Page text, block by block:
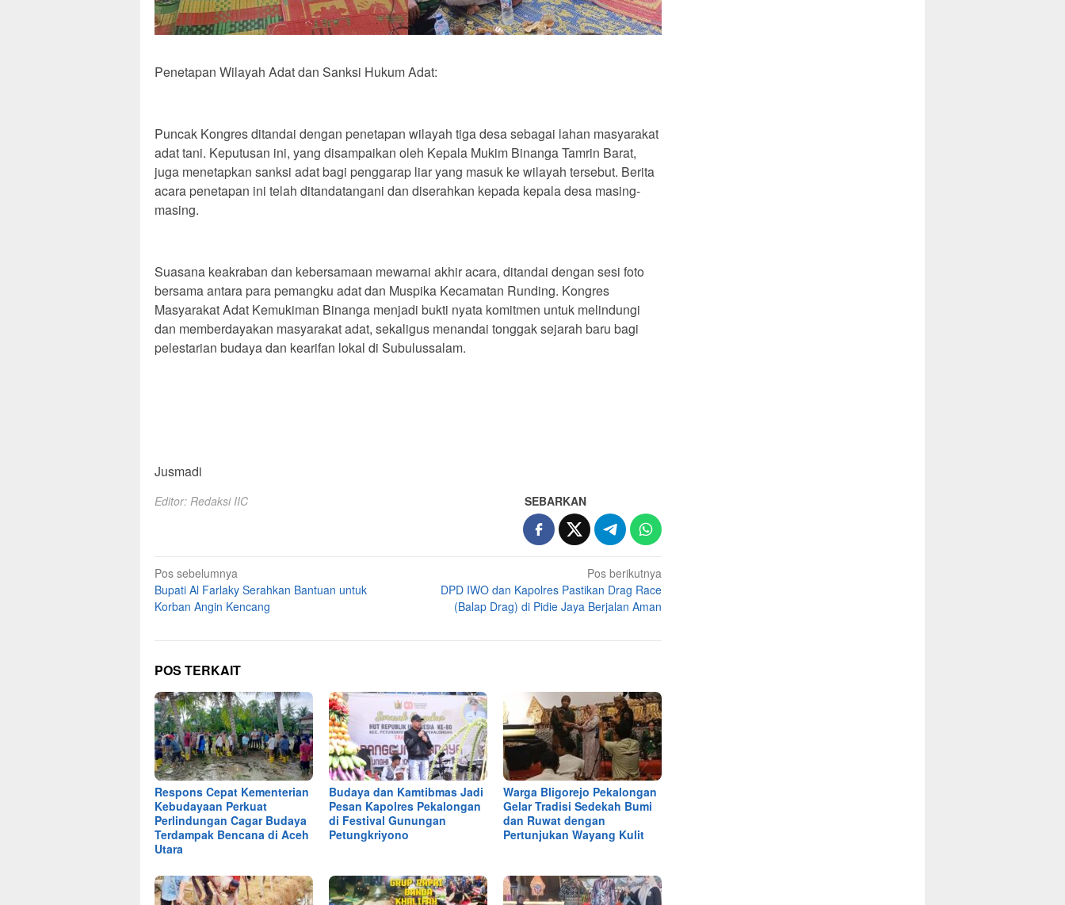
Penetapan Wilayah Adat dan Sanksi Hukum Adat:
Puncak Kongres ditandai dengan penetapan wilayah tiga desa sebagai lahan masyarakat
adat tani. Keputusan ini, yang disampaikan oleh Kepala Mukim Binanga Tamrin Barat,
juga menetapkan sanksi adat bagi penggarap liar yang masuk ke wilayah tersebut. Berita
acara penetapan ini telah ditandatangani dan diserahkan kepada kepala desa masing-
masing.
Suasana keakraban dan kebersamaan mewarnai akhir acara, ditandai dengan sesi foto
bersama antara para pemangku adat dan Muspika Kecamatan Runding. Kongres
Masyarakat Adat Kemukiman Binanga menjadi bukti nyata komitmen untuk melindungi
dan memberdayakan masyarakat adat, sekaligus menandai tonggak sejarah baru bagi
pelestarian budaya dan kearifan lokal di Subulussalam.
Jusmadi
Editor: Redaksi IIC SEBARKAN
Navigasi
pos
Pos sebelumnya
Bupati Al Farlaky Serahkan Bantuan untuk
Korban Angin Kencang
Pos berikutnya
DPD IWO dan Kapolres Pastikan Drag Race
(Balap Drag) di Pidie Jaya Berjalan Aman
POS TERKAIT
Respons Cepat Kementerian
Kebudayaan Perkuat
Perlindungan Cagar Budaya
Terdampak Bencana di Aceh
Utara
Budaya dan Kamtibmas Jadi
Pesan Kapolres Pekalongan
di Festival Gunungan
Petungkriyono
Warga Bligorejo Pekalongan
Gelar Tradisi Sedekah Bumi
dan Ruwat dengan
Pertunjukan Wayang Kulit